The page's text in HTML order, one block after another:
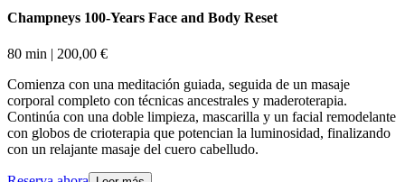
Champneys 100-Years Face and Body Reset​​​​‌ ‍ ​‍​‍‌‍ ‌ ​‍‌‍‍‌‌‍‌ ‌‍‍‌‌‍ ‍​‍​‍​ ‍‍​‍​‍‌ ​ ‌‍​‌‌‍ ‍‌‍‍‌‌ ‌​‌ ‍‌​‍ ‍‌‍‍‌‌‍ ​‍​‍​‍ ​​‍​‍‌‍‍​‌ ​‍‌‍‌‌‌‍‌‍​‍​‍​ ‍‍​‍​‍‌‍‍​‌ ‌​‌ ‌​‌ ​​‌ ​ ​ ‍‍​‍ ​‍ ‌‍ ​​‍ ‌‌‍​‌‌‍ ‍‌‍‌​​‍ ‌‌ ​‍​‍ ‌‌‍‍​‌‍ ‌ ‌​‌‍‌‌‌‍ ​‌ ​ ​‍ ‌‌ ​ ‌ ‌​‌ ‌‌‌‍‌​‌‍‍‌‌‍ ​‍ ‍‌ ‌‍‌‍‌‌‌ ​‍‌‍​ ‌‍‌‌‌‍ ​​‍ ‍‌‍​‌‌ ​​‌ ​​​‍ ‌‍‍‌‌‍ ‍‌ ‌​‌‍‌‌‌‍ ‍‌ ‌​​‍ ‌‍‌‌‌‍‌​‌‍‍‌‌ ‌​​‍ ‌‍ ‌‌‍ ‌‍‌​‌‍‌‌​ ‌‌ ​​‌ ​‍‌‍‌‌‌ ​ ‌‍‌‌‌‍ ‍‌ ‌​‌‍​‌‌ ‌​‌‍‍‌‌‍ ‌‍ ‍​ ‍ ‌‍‍‌‌‍‌​​ ‌‌‍​ ​ ‌‍‌‍‌‌​ ‍‌​ ‍​​ ​‌​ ‌‍​ ​​​‍ ‌​ ‍‌‌‍‌​‌‍​‌​ ‍​​‍ ‌​ ‌​‌‍​‍‌‍​‍​ ​‌​‍ ‌​ ‍‌​ ‌​​ ‌‌​ ‌ ​‍ ‌​ ‌​‌‍​‌‌‍‌‌​ ​ ‌‍‌‍‌‍​‍‌‍​‌​ ‌‍​ ‌​​ ​ ​ ​‍​ ‌ ​ ‍ ‌ ‌​‌ ‍‌‌ ​​‌‍‌‌​ ‌‌‍‍​‌‍ ‌ ‌​‌‍‌‌‌‍ ​‌‌‌​‌ ​‍‌‍‌‌‌‍​‌‌ ‌​‌‍ ‌‌‍‌‌‌‍ ‍‌ ‌​​ ‍ ‌ ​​‌‍​‌‌ ‌​‌‍‍​​ ‌‌ ‌​‌‍‍‌‌ ‌​‌‍ ​‌‍‌‌​ ‌‍​‍‌‍​‌‌ ​ ‌‍‌‌‌‌‌‌‌ ​‍‌‍ ​​ ‌‌‍‍​‌ ‌​‌ ‌​‌ ​​‌ ​ ​‍‌‌​ ​ ‌​​‌​‍‌‌​ ​‍‌​‌‍​‍‌‌​ ​‍‌​‌‍‌‍ ​​‍ ‌‌‍​‌‌‍ ‍‌‍‌​​‍ ‌‌ ​‍​‍ ‌‌‍‍​‌‍ ‌ ‌​‌‍‌‌‌‍ ​‌ ​ ​‍ ‌‌ ​ ‌ ‌​‌ ‌‌‌‍‌​‌‍‍‌‌‍ ​‍ ‍‌ ‌‍‌‍‌‌‌ ​‍‌‍​ ‌‍‌‌‌‍ ​​‍ ‍‌‍​‌‌ ​​‌ ​​​‍‌‍‌‍‍‌‌‍‌​​ ‌‌‍​ ​ ‌‍‌‍‌‌​ ‍‌​ ‍​​ ​‌​ ‌‍​ ​​​‍ ‌​ ‍‌‌‍‌​‌‍​‌​ ‍​​‍ ‌​ ‌​‌‍​‍‌‍​‍​ ​‌​‍ ‌​ ‍‌​ ‌​​ ‌‌​ ‌ ​‍ ‌​ ‌​‌‍​‌‌‍‌‌​ ​ ‌‍‌‍‌‍​‍‌‍​‌​ ‌‍​ ‌​​ ​ ​ ​‍​ ‌ ​‍‌‍‌ ‌​‌ ‍‌‌ ​​‌‍‌‌​ ‌‌‍‍​‌‍ ‌ ‌​‌‍‌‌‌‍ ​‌‌‌​‌ ​‍‌‍‌‌‌‍​‌‌ ‌​‌‍ ‌‌‍‌‌‌‍ ‍‌ ‌​​‍‌‍‌ ​​‌‍​‌‌ ‌​‌‍‍​​ ‌‌ ‌​‌‍‍‌‌ ‌​‌‍ ​‌‍‌‌​‍‌‍‌ ​​‌‍‌‌‌ ​‍‌ ​ ‌ ​​‌‍‌‌‌‍​ ‌ ‌​‌‍‍‌‌ ‌‍‌‍‌‌​ ‌‌ ​​‌ ‌‌‌‍​‍‌‍ ​‌‍‍‌‌ ​ ‌‍‍​‌‍‌‌‌‍‌​​‍​‍‌ ‌
80 min​​​​‌ ‍ ​‍​‍‌‍ ‌ ​‍‌‍‍‌‌‍‌ ‌‍‍‌‌‍ ‍​‍​‍​ ‍‍​‍​‍‌ ​ ‌‍​‌‌‍ ‍‌‍‍‌‌ ‌​‌ ‍‌​‍ ‍‌‍‍‌‌‍ ​‍​‍​‍ ​​‍​‍‌‍‍​‌ ​‍‌‍‌‌‌‍‌‍​‍​‍​ ‍‍​‍​‍‌‍‍​‌ ‌​‌ ‌​‌ ​​‌ ​ ​ ‍‍​‍ ​‍ ‌‍ ​​‍ ‌‌‍​‌‌‍ ‍‌‍‌​​‍ ‌‌ ​‍​‍ ‌‌‍‍​‌‍ ‌ ‌​‌‍‌‌‌‍ ​‌ ​ ​‍ ‌‌ ​ ‌ ‌​‌ ‌‌‌‍‌​‌‍‍‌‌‍ ​‍ ‍‌ ‌‍‌‍‌‌‌ ​‍‌‍​ ‌‍‌‌‌‍ ​​‍ ‍‌‍​‌‌ ​​‌ ​​​‍ ‌‍‍‌‌‍ ‍‌ ‌​‌‍‌‌‌‍ ‍‌ ‌​​‍ ‌‍‌‌‌‍‌​‌‍‍‌‌ ‌​​‍ ‌‍ ‌‌‍ ‌‍‌​‌‍‌‌​ ‌‌ ​​‌ ​‍‌‍‌‌‌ ​ ‌‍‌‌‌‍ ‍‌ ‌​‌‍​‌‌ ‌​‌‍‍‌‌‍ ‌‍ ‍​ ‍ ‌‍‍‌‌‍‌​​ ‌‌‍​ ​ ‌‍‌‍‌‌​ ‍‌​ ‍​​ ​‌​ ‌‍​ ​​​‍ ‌​ ‍‌‌‍‌​‌‍​‌​ ‍​​‍ ‌​ ‌​‌‍​‍‌‍​‍​ ​‌​‍ ‌​ ‍‌​ ‌​​ ‌‌​ ‌ ​‍ ‌​ ‌​‌‍​‌‌‍‌‌​ ​ ‌‍‌‍‌‍​‍‌‍​‌​ ‌‍​ ‌​​ ​ ​ ​‍​ ‌ ​ ‍ ‌ ‌​‌ ‍‌‌ ​​‌‍‌‌​ ‌‌‍‍​‌‍ ‌ ‌​‌‍‌‌‌‍ ​‌‌‌​‌ ​‍‌‍‌‌‌‍​‌‌ ‌​‌‍ ‌‌‍‌‌‌‍ ‍‌ ‌​​ ‍ ‌ ​​‌‍​‌‌ ‌​‌‍‍​​ ‌‌ ‌​‌‍‍‌‌‍ ‌‌‍‌‌​ ‌‍​‍‌‍​‌‌ ​ ‌‍‌‌‌‌‌‌‌ ​‍‌‍ ​​ ‌‌‍‍​‌ ‌​‌ ‌​‌ ​​‌ ​ ​‍‌‌​ ​ ‌​​‌​‍‌‌​ ​‍‌​‌‍​‍‌‌​ ​‍‌​‌‍‌‍ ​​‍ ‌‌‍​‌‌‍ ‍‌‍‌​​‍ ‌‌ ​‍​‍ ‌‌‍‍​‌‍ ‌ ‌​‌‍‌‌‌‍ ​‌ ​ ​‍ ‌‌ ​ ‌ ‌​‌ ‌‌‌‍‌​‌‍‍‌‌‍ ​‍ ‍‌ ‌‍‌‍‌‌‌ ​‍‌‍​ ‌‍‌‌‌‍ ​​‍ ‍‌‍​‌‌ ​​‌ ​​​‍‌‍‌‍‍‌‌‍‌​​ ‌‌‍​ ​ ‌‍‌‍‌‌​ ‍‌​ ‍​​ ​‌​ ‌‍​ ​​​‍ ‌​ ‍‌‌‍‌​‌‍​‌​ ‍​​‍ ‌​ ‌​‌‍​‍‌‍​‍​ ​‌​‍ ‌​ ‍‌​ ‌​​ ‌‌​ ‌ ​‍ ‌​ ‌​‌‍​‌‌‍‌‌​ ​ ‌‍‌‍‌‍​‍‌‍​‌​ ‌‍​ ‌​​ ​ ​ ​‍​ ‌ ​‍‌‍‌ ‌​‌ ‍‌‌ ​​‌‍‌‌​ ‌‌‍‍​‌‍ ‌ ‌​‌‍‌‌‌‍ ​‌‌‌​‌ ​‍‌‍‌‌‌‍​‌‌ ‌​‌‍ ‌‌‍‌‌‌‍ ‍‌ ‌​​‍‌‍‌ ​​‌‍​‌‌ ‌​‌‍‍​​ ‌‌ ‌​‌‍‍‌‌‍ ‌‌‍‌‌​‍‌‍‌ ​​‌‍‌‌‌ ​‍‌ ​ ‌ ​​‌‍‌‌‌‍​ ‌ ‌​‌‍‍‌‌ ‌‍‌‍‌‌​ ‌‌ ​​‌ ‌‌‌‍​‍‌‍ ​‌‍‍‌‌ ​ ‌‍‍​‌‍‌‌‌‍‌​​‍​‍‌ ‌ | 200,00 €​​​​‌ ‍ ​‍​‍‌‍ ‌ ​‍‌‍‍‌‌‍‌ ‌‍‍‌‌‍ ‍​‍​‍​ ‍‍​‍​‍‌ ​ ‌‍​‌‌‍ ‍‌‍‍‌‌ ‌​‌ ‍‌​‍ ‍‌‍‍‌‌‍ ​‍​‍​‍ ​​‍​‍‌‍‍​‌ ​‍‌‍‌‌‌‍‌‍​‍​‍​ ‍‍​‍​‍‌‍‍​‌ ‌​‌ ‌​‌ ​​‌ ​ ​ ‍‍​‍ ​‍ ‌‍ ​​‍ ‌‌‍​‌‌‍ ‍‌‍‌​​‍ ‌‌ ​‍​‍ ‌‌‍‍​‌‍ ‌ ‌​‌‍‌‌‌‍ ​‌ ​ ​‍ ‌‌ ​ ‌ ‌​‌ ‌‌‌‍‌​‌‍‍‌‌‍ ​‍ ‍‌ ‌‍‌‍‌‌‌ ​‍‌‍​ ‌‍‌‌‌‍ ​​‍ ‍‌‍​‌‌ ​​‌ ​​​‍ ‌‍‍‌‌‍ ‍‌ ‌​‌‍‌‌‌‍ ‍‌ ‌​​‍ ‌‍‌‌‌‍‌​‌‍‍‌‌ ‌​​‍ ‌‍ ‌‌‍ ‌‍‌​‌‍‌‌​ ‌‌ ​​‌ ​‍‌‍‌‌‌ ​ ‌‍‌‌‌‍ ‍‌ ‌​‌‍​‌‌ ‌​‌‍‍‌‌‍ ‌‍ ‍​ ‍ ‌‍‍‌‌‍‌​​ ‌‌‍​ ​ ‌‍‌‍‌‌​ ‍‌​ ‍​​ ​‌​ ‌‍​ ​​​‍ ‌​ ‍‌‌‍‌​‌‍​‌​ ‍​​‍ ‌​ ‌​‌‍​‍‌‍​‍​ ​‌​‍ ‌​ ‍‌​ ‌​​ ‌‌​ ‌ ​‍ ‌​ ‌​‌‍​‌‌‍‌‌​ ​ ‌‍‌‍‌‍​‍‌‍​‌​ ‌‍​ ‌​​ ​ ​ ​‍​ ‌ ​ ‍ ‌ ‌​‌ ‍‌‌ ​​‌‍‌‌​ ‌‌‍‍​‌‍ ‌ ‌​‌‍‌‌‌‍ ​‌‌‌​‌ ​‍‌‍‌‌‌‍​‌‌ ‌​‌‍ ‌‌‍‌‌‌‍ ‍‌ ‌​​ ‍ ‌ ​​‌‍​‌‌ ‌​‌‍‍​​ ‌‌ ​​‌ ​‍‌‍‍‌‌‍​ ‌‍‌‌​ ‌‍​‍‌‍​‌‌ ​ ‌‍‌‌‌‌‌‌‌ ​‍‌‍ ​​ ‌‌‍‍​‌ ‌​‌ ‌​‌ ​​‌ ​ ​‍‌‌​ ​ ‌​​‌​‍‌‌​ ​‍‌​‌‍​‍‌‌​ ​‍‌​‌‍‌‍ ​​‍ ‌‌‍​‌‌‍ ‍‌‍‌​​‍ ‌‌ ​‍​‍ ‌‌‍‍​‌‍ ‌ ‌​‌‍‌‌‌‍ ​‌ ​ ​‍ ‌‌ ​ ‌ ‌​‌ ‌‌‌‍‌​‌‍‍‌‌‍ ​‍ ‍‌ ‌‍‌‍‌‌‌ ​‍‌‍​ ‌‍‌‌‌‍ ​​‍ ‍‌‍​‌‌ ​​‌ ​​​‍‌‍‌‍‍‌‌‍‌​​ ‌‌‍​ ​ ‌‍‌‍‌‌​ ‍‌​ ‍​​ ​‌​ ‌‍​ ​​​‍ ‌​ ‍‌‌‍‌​‌‍​‌​ ‍​​‍ ‌​ ‌​‌‍​‍‌‍​‍​ ​‌​‍ ‌​ ‍‌​ ‌​​ ‌‌​ ‌ ​‍ ‌​ ‌​‌‍​‌‌‍‌‌​ ​ ‌‍‌‍‌‍​‍‌‍​‌​ ‌‍​ ‌​​ ​ ​ ​‍​ ‌ ​‍‌‍‌ ‌​‌ ‍‌‌ ​​‌‍‌‌​ ‌‌‍‍​‌‍ ‌ ‌​‌‍‌‌‌‍ ​‌‌‌​‌ ​‍‌‍‌‌‌‍​‌‌ ‌​‌‍ ‌‌‍‌‌‌‍ ‍‌ ‌​​‍‌‍‌ ​​‌‍​‌‌ ‌​‌‍‍​​ ‌‌ ​​‌ ​‍‌‍‍‌‌‍​ ‌‍‌‌​‍‌‍‌ ​​‌‍‌‌‌ ​‍‌ ​ ‌ ​​‌‍‌‌‌‍​ ‌ ‌​‌‍‍‌‌ ‌‍‌‍‌‌​ ‌‌ ​​‌ ‌‌‌‍​‍‌‍ ​‌‍‍‌‌ ​ ‌‍‍​‌‍‌‌‌‍‌​​‍​‍‌ ‌
Comienza con una meditación guiada, seguida de un masaje
corporal completo con técnicas ancestrales y maderoterapia.
Continúa con una doble limpieza, mascarilla y un facial remodelante
con globos de crioterapia que potencian la luminosidad, finalizando
con un relajante masaje del cuero cabelludo.​​​​‌ ‍ ​‍​‍‌‍ ‌ ​‍‌‍‍‌‌‍‌ ‌‍‍‌‌‍ ‍​‍​‍​ ‍‍​‍​‍‌ ​ ‌‍​‌‌‍ ‍‌‍‍‌‌ ‌​‌ ‍‌​‍ ‍‌‍‍‌‌‍ ​‍​‍​‍ ​​‍​‍‌‍‍​‌ ​‍‌‍‌‌‌‍‌‍​‍​‍​ ‍‍​‍​‍‌‍‍​‌ ‌​‌ ‌​‌ ​​‌ ​ ​ ‍‍​‍ ​‍ ‌‍ ​​‍ ‌‌‍​‌‌‍ ‍‌‍‌​​‍ ‌‌ ​‍​‍ ‌‌‍‍​‌‍ ‌ ‌​‌‍‌‌‌‍ ​‌ ​ ​‍ ‌‌ ​ ‌ ‌​‌ ‌‌‌‍‌​‌‍‍‌‌‍ ​‍ ‍‌ ‌‍‌‍‌‌‌ ​‍‌‍​ ‌‍‌‌‌‍ ​​‍ ‍‌‍​‌‌ ​​‌ ​​​‍ ‌‍‍‌‌‍ ‍‌ ‌​‌‍‌‌‌‍ ‍‌ ‌​​‍ ‌‍‌‌‌‍‌​‌‍‍‌‌ ‌​​‍ ‌‍ ‌‌‍ ‌‍‌​‌‍‌‌​ ‌‌ ​​‌ ​‍‌‍‌‌‌ ​ ‌‍‌‌‌‍ ‍‌ ‌​‌‍​‌‌ ‌​‌‍‍‌‌‍ ‌‍ ‍​ ‍ ‌‍‍‌‌‍‌​​ ‌‌‍​ ​ ‌‍‌‍‌‌​ ‍‌​ ‍​​ ​‌​ ‌‍​ ​​​‍ ‌​ ‍‌‌‍‌​‌‍​‌​ ‍​​‍ ‌​ ‌​‌‍​‍‌‍​‍​ ​‌​‍ ‌​ ‍‌​ ‌​​ ‌‌​ ‌ ​‍ ‌​ ‌​‌‍​‌‌‍‌‌​ ​ ‌‍‌‍‌‍​‍‌‍​‌​ ‌‍​ ‌​​ ​ ​ ​‍​ ‌ ​ ‍ ‌ ‌​‌ ‍‌‌ ​​‌‍‌‌​ ‌‌‍‍​‌‍ ‌ ‌​‌‍‌‌‌‍ ​‌‌‌​‌ ​‍‌‍‌‌‌‍​‌‌ ‌​‌‍ ‌‌‍‌‌‌‍ ‍‌ ‌​​ ‍ ‌ ​​‌‍​‌‌ ‌​‌‍‍​​ ‌‌‍‌​‌‍‌‌‌ ​ ‌‍​ ‌ ​‍‌‍‍‌‌ ​​‌ ‌​‌‍‍‌‌‍ ‌‍ ‍​ ‌‍​‍‌‍​‌‌ ​ ‌‍‌‌‌‌‌‌‌ ​‍‌‍ ​​ ‌‌‍‍​‌ ‌​‌ ‌​‌ ​​‌ ​ ​‍‌‌​ ​ ‌​​‌​‍‌‌​ ​‍‌​‌‍​‍‌‌​ ​‍‌​‌‍‌‍ ​​‍ ‌‌‍​‌‌‍ ‍‌‍‌​​‍ ‌‌ ​‍​‍ ‌‌‍‍​‌‍ ‌ ‌​‌‍‌‌‌‍ ​‌ ​ ​‍ ‌‌ ​ ‌ ‌​‌ ‌‌‌‍‌​‌‍‍‌‌‍ ​‍ ‍‌ ‌‍‌‍‌‌‌ ​‍‌‍​ ‌‍‌‌‌‍ ​​‍ ‍‌‍​‌‌ ​​‌ ​​​‍‌‍‌‍‍‌‌‍‌​​ ‌‌‍​ ​ ‌‍‌‍‌‌​ ‍‌​ ‍​​ ​‌​ ‌‍​ ​​​‍ ‌​ ‍‌‌‍‌​‌‍​‌​ ‍​​‍ ‌​ ‌​‌‍​‍‌‍​‍​ ​‌​‍ ‌​ ‍‌​ ‌​​ ‌‌​ ‌ ​‍ ‌​ ‌​‌‍​‌‌‍‌‌​ ​ ‌‍‌‍‌‍​‍‌‍​‌​ ‌‍​ ‌​​ ​ ​ ​‍​ ‌ ​‍‌‍‌ ‌​‌ ‍‌‌ ​​‌‍‌‌​ ‌‌‍‍​‌‍ ‌ ‌​‌‍‌‌‌‍ ​‌‌‌​‌ ​‍‌‍‌‌‌‍​‌‌ ‌​‌‍ ‌‌‍‌‌‌‍ ‍‌ ‌​​‍‌‍‌ ​​‌‍​‌‌ ‌​‌‍‍​​ ‌‌‍‌​‌‍‌‌‌ ​ ‌‍​ ‌ ​‍‌‍‍‌‌ ​​‌ ‌​‌‍‍‌‌‍ ‌‍ ‍​‍‌‍‌ ​​‌‍‌‌‌ ​‍‌ ​ ‌ ​​‌‍‌‌‌‍​ ‌ ‌​‌‍‍‌‌ ‌‍‌‍‌‌​ ‌‌ ​​‌ ‌‌‌‍​‍‌‍ ​‌‍‍‌‌ ​ ‌‍‍​‌‍‌‌‌‍‌​​‍​‍‌ ‌